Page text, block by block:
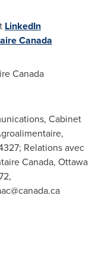
LinkedIn
Canada
Canada
Cabinet
Relations avec
Canada, Ottawa